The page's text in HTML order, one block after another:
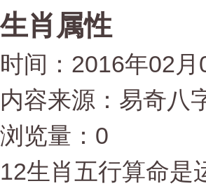
生肖属性
时间：2016年02
内容来源：易奇八
浏览量：0
12生肖五行算命是